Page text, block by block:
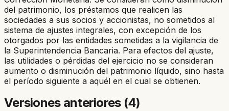
del patrimonio, los préstamos que realicen las
sociedades a sus socios y accionistas, no sometidos al
sistema de ajustes integrales, con excepción de los
otorgados por las entidades sometidas a la vigilancia de
la Superintendencia Bancaria. Para efectos del ajuste,
las utilidades o pérdidas del ejercicio no se consideran
aumento o disminución del patrimonio líquido, sino hasta
el período siguiente a aquél en el cual se obtienen.
Versiones anteriores (4)